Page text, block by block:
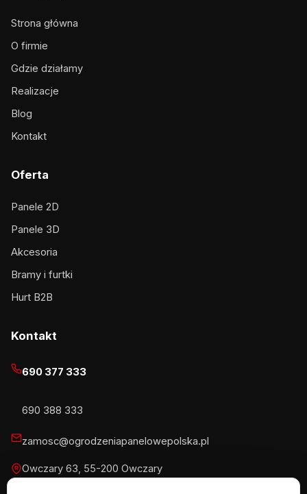
Strona główna
O firmie
Gdzie działamy
Realizacje
Blog
Kontakt
Oferta
Panele 2D
Panele 3D
Akcesoria
Bramy i furtki
Hurt B2B
Kontakt
690 377 333
690 388 333
zamosc@ogrodzeniapanelowepolska.pl
Owczary 63, 55-200 Owczary